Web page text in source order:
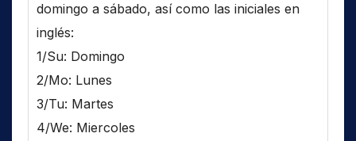
domingo a sábado, así como las iniciales en
inglés:
1/Su: Domingo
2/Mo: Lunes
3/Tu: Martes
4/We: Miercoles